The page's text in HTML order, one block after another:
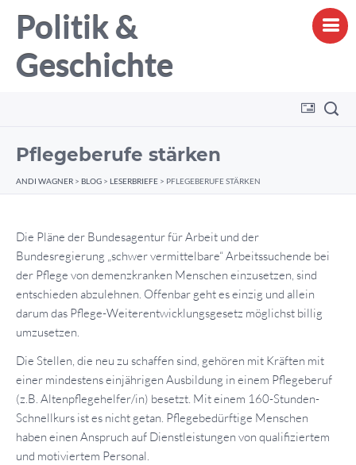
Politik &
Geschichte
Pflegeberufe stärken
ANDI WAGNER > BLOG > LESERBRIEFE > PFLEGEBERUFE STÄRKEN
Die Pläne der Bundesagentur für Arbeit und der
Bundesregierung „schwer vermittelbare“ Arbeitssuchende bei
der Pflege von demenzkranken Menschen einzusetzen, sind
entschieden abzulehnen. Offenbar geht es einzig und allein
darum das Pflege-Weiterentwicklungsgesetz möglichst billig
umzusetzen.
Die Stellen, die neu zu schaffen sind, gehören mit Kräften mit
einer mindestens einjährigen Ausbildung in einem Pflegeberuf
(z.B. Altenpflegehelfer/in) besetzt. Mit einem 160-Stunden-
Schnellkurs ist es nicht getan. Pflegebedürftige Menschen
haben einen Anspruch auf Dienstleistungen von qualifiziertem
und motiviertem Personal.